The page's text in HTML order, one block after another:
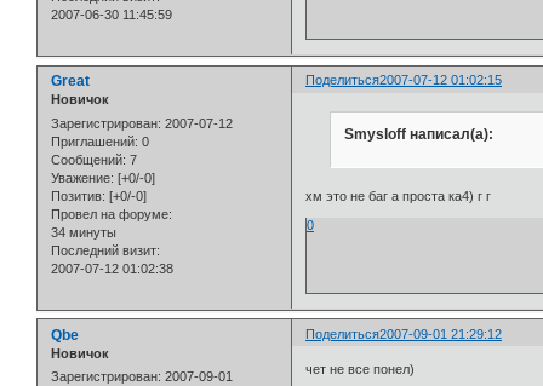
2007-06-30 11:45:59
Поделиться2007-07-12 01:02:15
Great
Новичок
Зарегистрирован: 2007-07-12
Приглашений: 0
Сообщений: 7
Уважение: [+0/-0]
Позитив: [+0/-0]
Провел на форуме:
34 минуты
Последний визит:
2007-07-12 01:02:38
Smysloff написал(а):
хм это не баг а проста ка4) г г
0
Поделиться2007-09-01 21:29:12
Qbe
Новичок
Зарегистрирован: 2007-09-01
чет не все понел)